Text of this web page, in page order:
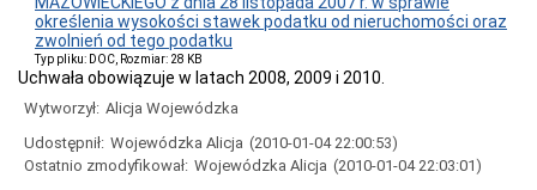
autobusów
napędem
elektrycznym
wraz
dostawą
określenia wysokości stawek podatku od nieruchomości oraz
zwolnień od tego podatku
Typ pliku: DOC, Rozmiar: 28 KB
Uchwała obowiązuje w latach 2008, 2009 i 2010.
Wytworzył: Alicja Wojewódzka
Udostępnił: Wojewódzka Alicja (2010-01-04 22:00:53)
Ostatnio zmodyfikował: Wojewódzka Alicja (2010-01-04 22:03:01)